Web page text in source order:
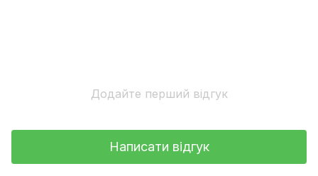
Додайте перший відгук
Написати відгук